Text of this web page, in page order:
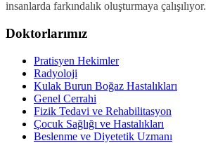
insanlarda farkındalık oluşturmaya çalışılıyor.
Doktorlarımız
Pratisyen Hekimler
Radyoloji
Kulak Burun Boğaz Hastalıkları
Genel Cerrahi
Fizik Tedavi ve Rehabilitasyon
Çocuk Sağlığı ve Hastalıkları
Beslenme ve Diyetetik Uzmanı